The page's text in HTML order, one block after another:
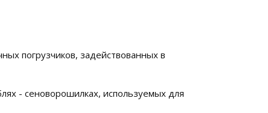
погрузчиков, задействованных в
- сеноворошилках, используемых для